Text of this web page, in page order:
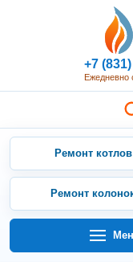
+7
Ежедневно
Ремонт котлов
Ремонт